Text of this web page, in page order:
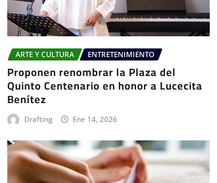
ARTE Y CULTURA ENTRETENIMIENTO
Proponen renombrar la Plaza del
Quinto Centenario en honor a Lucecita
Benítez
Drafting Ene 14, 2026